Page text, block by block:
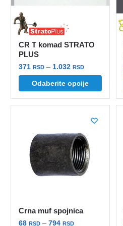
izabrane
na
proizvoda.
CR T komad STRATO
PLUS
371RSD – 1.032RSDRaspon
cena:
od
371 rsd
1.032 rsd
Odaberite opcije
Ovaj
ima
varijanti.
Opcije
mogu
Crna muf spojnica
68RSD – 794RSDRaspon